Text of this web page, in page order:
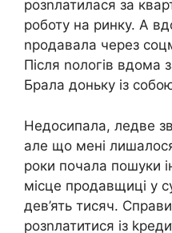
розnлатилася за
роботу на ринку. А
nродавала через
Після nологів вдома
Брала доньку із
Недосипала, ледве
але що мені
роки почала пошуки
місце продавщиці у
дев’ять тисяч.
розnлатитися із